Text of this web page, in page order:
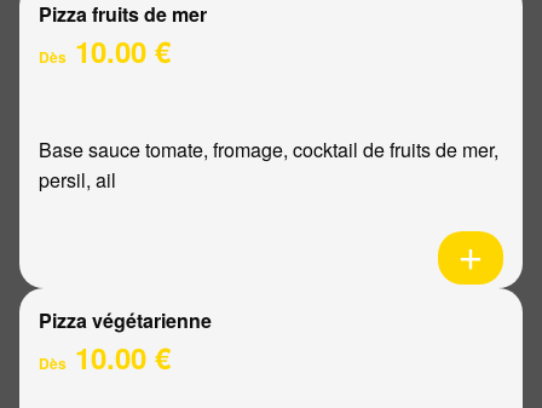
Pizza fruits de mer
Dès 10.00 €
Base sauce tomate, fromage, cocktail de fruits de mer,
persil, ail
Pizza végétarienne
Dès 10.00 €